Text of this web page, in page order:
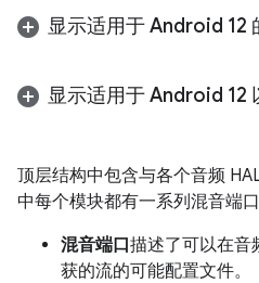
显示适用于 Android 12
显示适用于 Android 12
顶层结构中包含与各个音频
中每个模块都有一系列混音端
混音端口 描述了可以在音
获的流的可能配置文件。